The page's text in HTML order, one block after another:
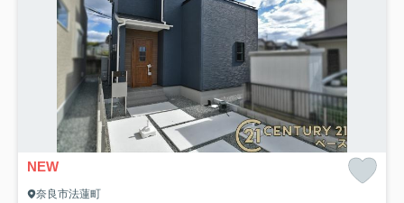
NEW
奈良市法蓮町